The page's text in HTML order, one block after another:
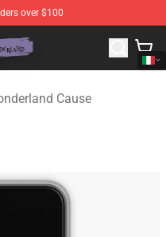
over $100
Official Twisted
Cause